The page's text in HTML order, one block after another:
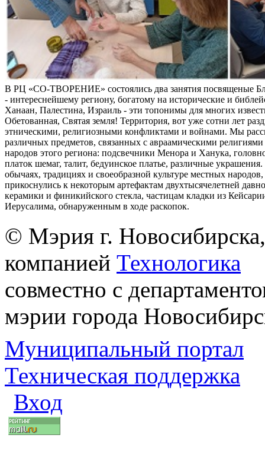
В РЦ «СО-ТВОРЕНИЕ» состоялись два занятия посвященые
- интереснейшему региону, богатому на исторические и
Ханаан, Палестина, Израиль - эти топонимы для многих
Обетованная, Святая земля! Территория, вот уже сотни лет
этническими, религиозными конфликтами и войнами. Мы
различных предметов, связанных с авраамическими религиями
народов этого региона: подсвечники Менора и Ханука,
платок шемаг, талит, бедуинское платье, различные
обычаях, традициях и своеобразной культуре местных
прикоснулись к некоторым артефактам двухтысячелетней
керамики и финикийского стекла, частицам кладки из
Иерусалима, обнаруженным в ходе раскопок.
© Мэрия г.
компанией Технологика
совместно с
мэрии города
Муниципальный портал
Техническая поддержка
Вход